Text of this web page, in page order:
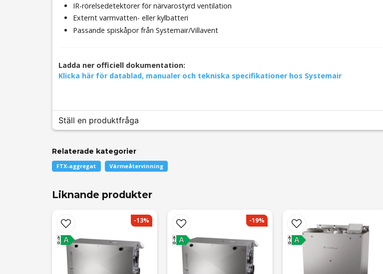
IR-rörelsedetektorer för närvarostyrd ventilation
Externt varmvatten- eller kylbatteri
Passande spiskåpor från Systemair/Villavent
Ladda ner officiell dokumentation:
Klicka här för datablad, manualer och tekniska specifikationer hos Systemair
Ställ en produktfråga
question
Fråga oss något om denna produkten...
nameNamn email
Mejladress
Relaterade kategorier
FTX-aggregat Värmeåtervinning
Liknande produkter
A
A
G
-13%
A
A
G
-19%
A
A
G